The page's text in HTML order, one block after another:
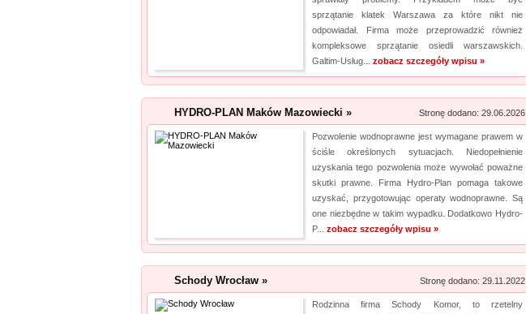
sprzątanie klatek Warszawa za które nikt nie
odpowiadał. Firma może przeprowadzić również
kompleksowe sprzątanie osiedli warszawskich.
Galtim-Usług... zobacz szczegóły wpisu »
HYDRO-PLAN Maków Mazowiecki » Stronę dodano: 29.06.2026
Pozwolenie wodnoprawne jest wymagane prawem w
ściśle określonych sytuacjach. Niedopełnienie
uzyskania tego pozwolenia może wywołać poważne
skutki prawne. Firma Hydro-Plan pomaga takowe
uzyskać, przygotowując operaty wodnoprawne. Są
one niezbędne w takim wypadku. Dodatkowo Hydro-
P... zobacz szczegóły wpisu »
Schody Wrocław » Stronę dodano: 29.11.2022
Rodzinna firma Schody Komor, to rzetelny